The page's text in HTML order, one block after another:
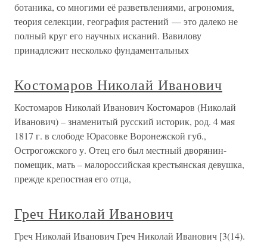
ботаника, со многими её разветвлениями, агрономия,
теория селекции, география растений — это далеко не
полный круг его научных исканий. Вавилову
принадлежит несколько фундаментальных
Костомаров Николай Иванович
Костомаров Николай Иванович Костомаров (Николай
Иванович) – знаменитый русский историк, род. 4 мая
1817 г. в слободе Юрасовке Воронежской губ.,
Острогожского у. Отец его был местный дворянин-
помещик, мать – малороссийская крестьянская девушка,
прежде крепостная его отца,
Греч Николай Иванович
Греч Николай Иванович Греч Николай Иванович [3(14).